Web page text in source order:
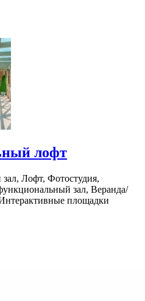
лофт
Лофт, Фотостудия,
зал, Веранда/
площадки